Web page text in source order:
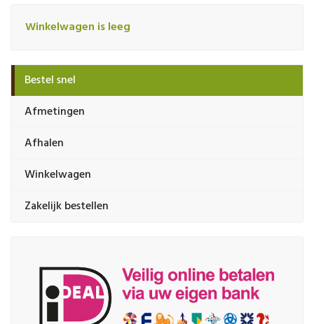
Winkelwagen is leeg
Bestel snel
Afmetingen
Afhalen
Winkelwagen
Zakelijk bestellen